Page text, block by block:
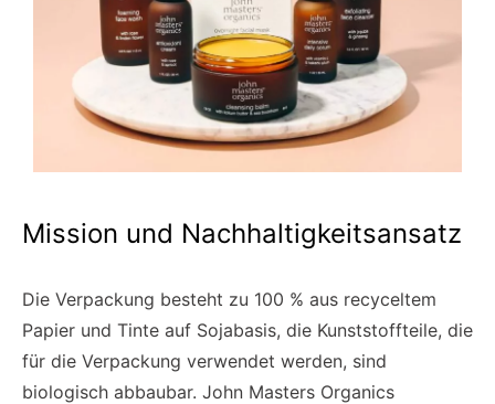
Mission und Nachhaltigkeitsansatz
Die Verpackung besteht zu 100 % aus recyceltem
Papier und Tinte auf Sojabasis, die Kunststoffteile, die
für die Verpackung verwendet werden, sind
biologisch abbaubar. John Masters Organics